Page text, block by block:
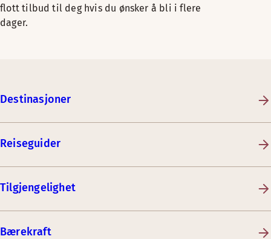
flott tilbud til deg hvis du ønsker å bli i flere
dager.
Destinasjoner
Reiseguider
Tilgjengelighet
Bærekraft